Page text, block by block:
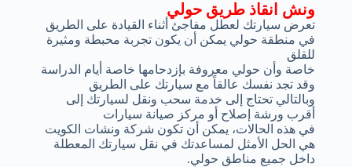
ونش انقاذ طريق حولي
تعرض سيارتك لعطل مفاجئ أثناء القيادة على الطريق
في منطقة حولي يمكن أن يكون تجربة محبطة ومثيرة
للقلق
خاصة وأن حولي معروفة بإزدحامها خاصة أيام الدراسة
وقد تجد نفسك عالقاً مع سيارتك على الطريق
وبالتالي تحتاج إلى خدمة سحب ونقل لسيارتك إلى
أقرب ورشة إصلاح أو مركز صيانة سيارات
في هذه الحالات، يمكن أن تكون شركة ونشات الكويت
هي الحل الأمثل لمساعدتك في نقل سيارتك المعطلة
داخل جميع مناطق حولي.